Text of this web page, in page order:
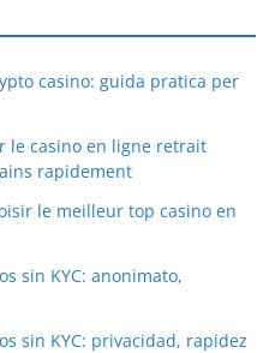
casino: guida pratica per
le casino en ligne retrait
rapidement
le meilleur top casino en
sin KYC: anonimato,
sin KYC: privacidad, rapidez